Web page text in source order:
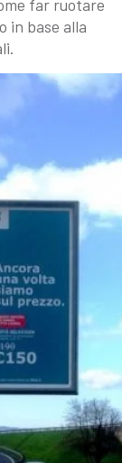
far ruotare
in base alla